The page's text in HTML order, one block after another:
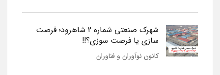
شهرک صنعتی شماره 2 شاهرود؛ فرصت
سازی یا فرصت سوزی؟!!
کانون نوآوران و فناوران